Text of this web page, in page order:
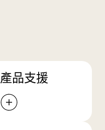
產品支援